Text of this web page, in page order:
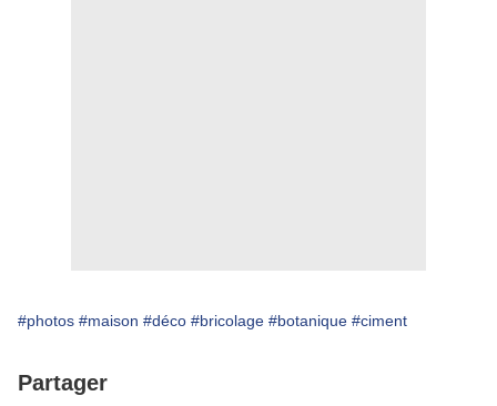
#photos #maison #déco #bricolage #botanique #ciment
Partager